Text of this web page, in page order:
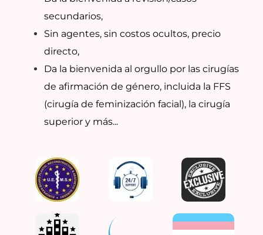
secundarios,
Sin agentes, sin costos ocultos, precio
directo,
Da la bienvenida al orgullo por las cirugías
de afirmación de género, incluida la FFS
(cirugía de feminización facial), la cirugía
superior y más...